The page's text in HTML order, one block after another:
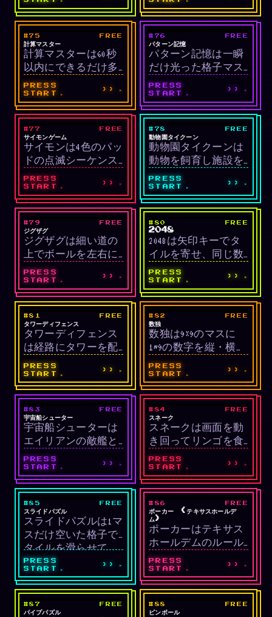
ムです。外すごとに
絵が描き足され、6回
外すとゲームオーバ
ーです。
が正解、黄は文字の
み正解、灰色は単語
に含まれないことを
示します。
教育/頭脳 LIVE
#75 FREE
計算マスター
計算マスターは60秒
以内にできるだけ多
くの暗算問題を解く
タイムアタックゲー
ムです。正解で+20点
と速さボーナス、不
正解で時間-1秒。5連
続正解で+3秒。
PRESS
START
››
頭脳/記憶 LIVE
#76 FREE
パターン記憶
パターン記憶は一瞬
だけ光った格子マス
の位置を覚えて、も
う一度クリックする
視覚記憶ゲームで
す。レベルが上がる
ほどマス数が増え、
表示時間が短くなり
ます。
PRESS
START
››
頭脳/記憶 LIVE
#77 FREE
サイモンゲーム
サイモンは4色のパッ
ドの点滅シーケンス
を同じ順番で押し返
すクラシック記憶力
ゲームです。毎ラウ
ンドでシーケンスが1
つずつ伸び、間違え
ると終了します。
PRESS
START
››
経営シミュレーショ
ン
LIVE
#78 FREE
動物園タイクーン
動物園タイクーンは
動物を飼育し施設を
配置して収益を出す
経営シミュレーショ
ンです。多彩な動物
種、施設、スタッ
フ、研究・融資シス
テムで自分だけの動
物園を運営できま
す。
PRESS
START
››
アーケード LIVE
#79 FREE
ジグザグ
ジグザグは細い道の
上でボールを左右に
曲げて落とさないよ
うに進むワンタッチ
アーケードゲームで
す。だんだん速くな
り反射神経が試され
ます。
PRESS
START
››
パズル LIVE
#80 FREE
2048
2048は矢印キーでタ
イルを寄せ、同じ数
字どうしを合体させ
て2048タイルを目指
す数字パズルです。
4×4、5×5、6×6のグリ
ッドから選べます。
PRESS
START
››
戦略 LIVE
#81 FREE
タワーディフェンス
タワーディフェンス
は経路にタワーを配
置して押し寄せる敵
を防ぐ戦略ゲームで
す。5種のタワーと地
上/空中の敵、アップ
グレードシステムで
ウェーブを防衛しま
す。
PRESS
START
››
パズル LIVE
#82 FREE
数独
数独は9×9のマスに
1~9の数字を縦・横・
3×3ブロックで重複な
く埋めていく論理パ
ズルです。難易度選
択とメモ・ヒント・
元に戻す機能を備え
ています。
PRESS
START
››
シューティング LIVE
#83 FREE
宇宙船シューター
宇宙船シューターは
エイリアンの敵艦と
ボスを撃破しながら
進む縦スクロールシ
ューティングです。3
種の機体と4種の敵、
パワーアップと実績
システムを備えた本
格アーケードシュー
ターです。
PRESS
START
››
アーケード LIVE
#84 FREE
スネーク
スネークは画面を動
き回ってリンゴを食
べ、体を伸ばしてい
くクラシックアーケ
ードゲームです。壁
や自分の体にぶつか
らずできるだけ長く
生き残って得点を稼
ぐのが目的です。
PRESS
START
››
パズル LIVE
#85 FREE
スライドパズル
スライドパズルは1マ
スだけ空いた格子で
タイルを滑らせて、
数字や絵を順番に揃
えるクラシックパズ
ルです。
PRESS
START
››
カード LIVE
#86 FREE
ポーカー (テキサスホールデ
ム)
ポーカーはテキサス
ホールデムのルール
でAI相手と手役を競
うカードゲームで
す。AIはプレイスタ
イルや性格が異な
り、多様な戦略を学
PRESS
START
››
パズル LIVE
#87 FREE
パイプパズル アーケード/物理 LIVE
#88 FREE
ピンボール